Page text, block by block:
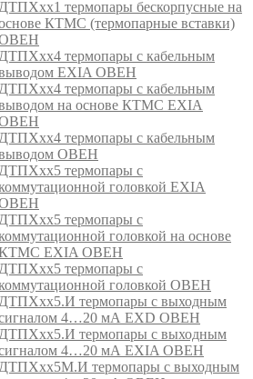
ДТПХхх1 термопары бескорпусные на
КТМС (термопарные вставки)
ДТПХхх4 термопары с кабельным
EXIA ОВЕН
ДТПХхх4 термопары с кабельным
на основе КТМС EXIA
ДТПХхх4 термопары с кабельным
ОВЕН
ДТПХхх5 термопары с
головкой EXIA
ДТПХхх5 термопары с
головкой на основе
EXIA ОВЕН
ДТПХхх5 термопары с
головкой ОВЕН
ДТПХхх5.И термопары с выходным
4…20 мА EXD ОВЕН
ДТПХхх5.И термопары с выходным
4…20 мА EXIA ОВЕН
ДТПХхх5М.И термопары с выходным